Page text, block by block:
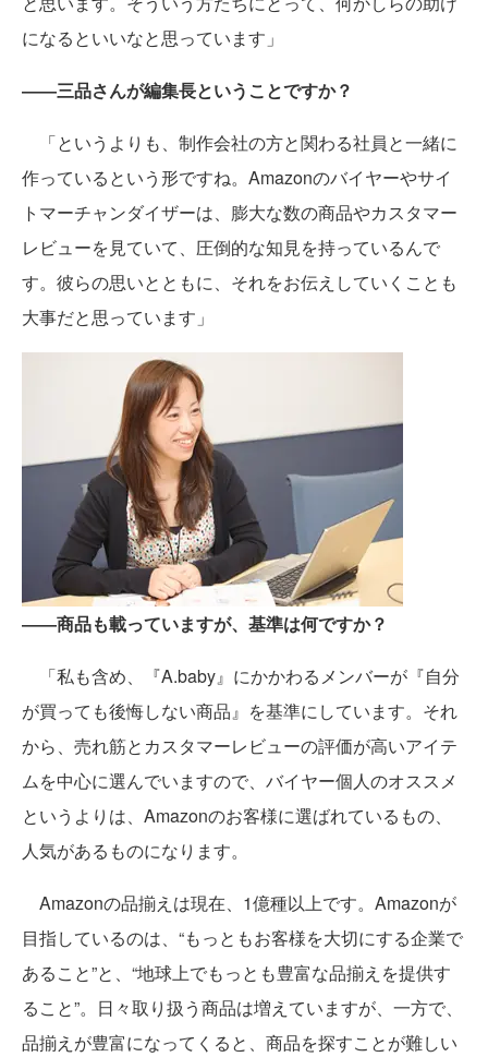
になるといいなと思っています」
――三品さんが編集長ということですか？
「というよりも、制作会社の方と関わる社員と一緒に
作っているという形ですね。Amazonのバイヤーやサイ
トマーチャンダイザーは、膨大な数の商品やカスタマー
レビューを見ていて、圧倒的な知見を持っているんで
す。彼らの思いとともに、それをお伝えしていくことも
大事だと思っています」
――商品も載っていますが、基準は何ですか？
「私も含め、『A.baby』にかかわるメンバーが『自分
が買っても後悔しない商品』を基準にしています。それ
から、売れ筋とカスタマーレビューの評価が高いアイテ
ムを中心に選んでいますので、バイヤー個人のオススメ
というよりは、Amazonのお客様に選ばれているもの、
人気があるものになります。
Amazonの品揃えは現在、1億種以上です。Amazonが
目指しているのは、“もっともお客様を大切にする企業で
あること”と、“地球上でもっとも豊富な品揃えを提供す
ること”。日々取り扱う商品は増えていますが、一方で、
品揃えが豊富になってくると、商品を探すことが難しい